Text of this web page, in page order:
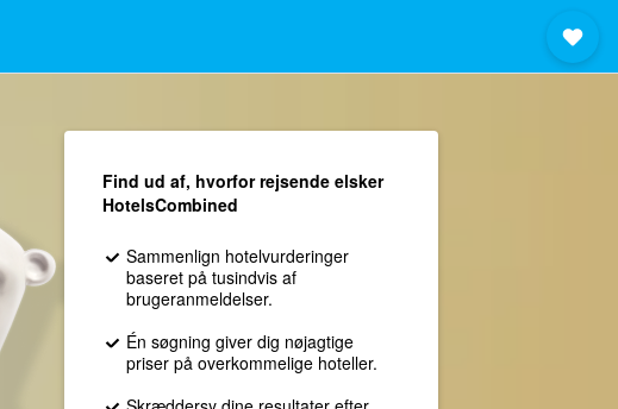
Find ud af, hvorfor rejsende elsker
HotelsCombined
Sammenlign hotelvurderinger
baseret på tusindvis af
brugeranmeldelser.
Én søgning giver dig nøjagtige
priser på overkommelige hoteller.